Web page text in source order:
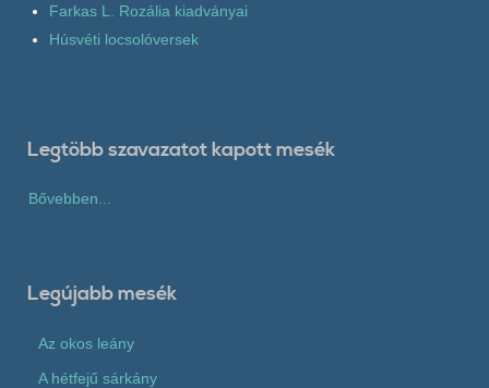
Farkas L. Rozália kiadványai
Húsvéti locsolóversek
Legtöbb szavazatot kapott mesék
Bővebben...
Legújabb mesék
Az okos leány
A hétfejű sárkány